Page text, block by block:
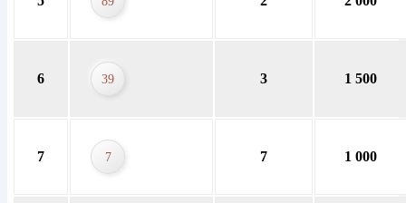
6 39 3 1 500
7 7 7 1 000